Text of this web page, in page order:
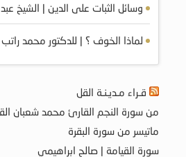
وسائل الثبات على الدين | الشيخ عبد
لماذا الخوف ؟ | للدكتور محمد راتب
قـراء مـديـنـة القل
من سورة النجم القارئ محمد شعبان
ماتيسر من سورة البقرة
سورة القيامة | صالح ابراهيمي